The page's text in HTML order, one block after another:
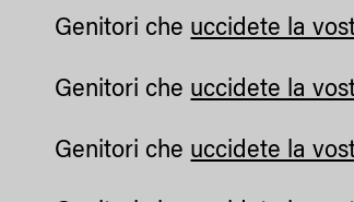
Genitori che uccidete la
Genitori che uccidete la
Genitori che uccidete la